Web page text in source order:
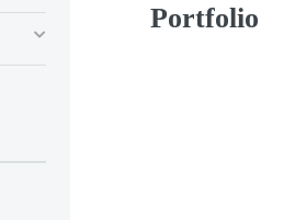
Portfolio